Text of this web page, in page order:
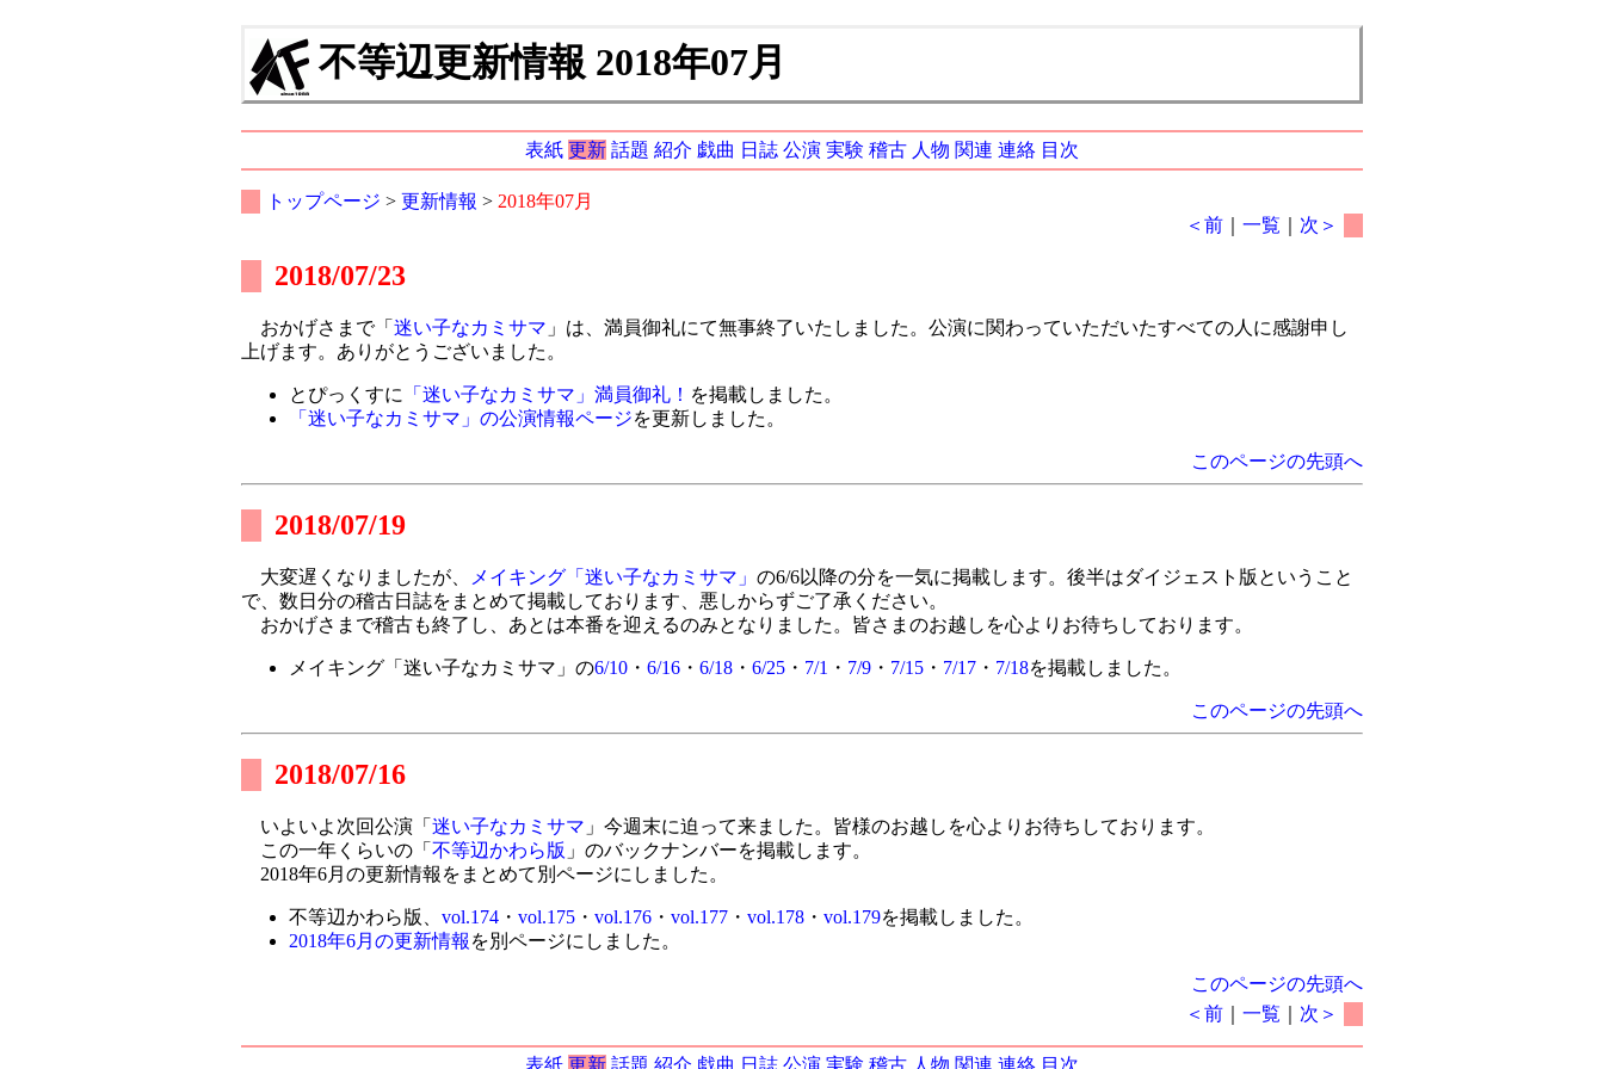
不等辺更新情報 2018年07月
表紙 更新 話題 紹介 戯曲 日誌 公演 実験 稽古 人物 関連 連絡 目次
トップページ > 更新情報 > 2018年07月
＜前 ｜一覧 次＞
2018/07/23
おかげさまで「 迷い子なカミサマ 」は、満員御礼にて無事終了いたしました。公演に関わっていただいたすべての人に感謝申し
上げます。ありがとうございました。
とぴっくすに 「迷い子なカミサマ」満員御礼！ を掲載しました。
「迷い子なカミサマ」の公演情報ページを更新しました。
このページの先頭へ
2018/07/19
大変遅くなりましたが、 メイキング「迷い子なカミサマ」 の6/6以降の分を一気に掲載します。後半はダイジェスト版ということ
で、数日分の稽古日誌をまとめて掲載しております、悪しからずご了承ください。
おかげさまで稽古も終了し、あとは本番を迎えるのみとなりました。皆さまのお越しを心よりお待ちしております。
メイキング「迷い子なカミサマ」の6/10・ 6/16・ 6/18・ 6/25・ 7/1 ・ 7/9・ 7/15・ 7/17・ 7/18を掲載しました。
このページの先頭へ
2018/07/16
いよいよ次回公演「 迷い子なカミサマ 」今週末に迫って来ました。皆様のお越しを心よりお待ちしております。
この一年くらいの「 不等辺かわら版 」のバックナンバーを掲載します。
2018年6月の更新情報をまとめて別ページにしました。
不等辺かわら版、 vol.174・ vol.175・ vol.176・ vol.177・ vol.178・ vol.179を掲載しました。
2018年6月の更新情報 を別ページにしました。
このページの先頭へ
＜前 ｜一覧 次＞
表紙 更新 話題 紹介 戯曲 日誌 公演 実験 稽古 人物 関連 連絡 目次